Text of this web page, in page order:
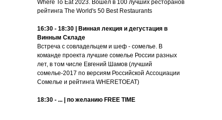
Where To Eat 2023. Вошел в 100 лучших ресторанов
рейтинга The World's 50 Best Restaurants
16:30 - 18:30 |
Винная лекция и дегустация в
Винным Складе
Встреча с совладельцем и шеф - сомелье. В
команде проекта лучшие сомелье России разных
лет, в том числе Евгений Шамов (лучший
сомелье-2017 по версиям Российской Ассоциации
Сомелье и рейтинга WHERETOEAT)
18:30 - ... | по желанию FREE TIME